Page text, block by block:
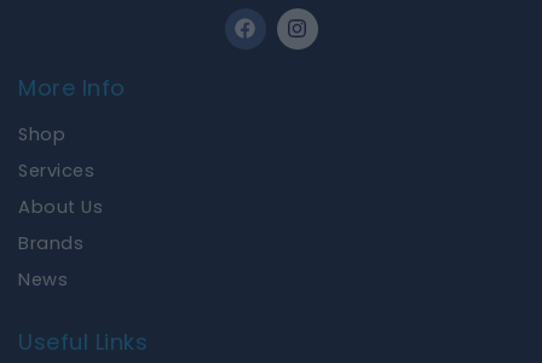
F
a
I
n
s
More Info
Shop
Services
About Us
Brands
News
Useful Links